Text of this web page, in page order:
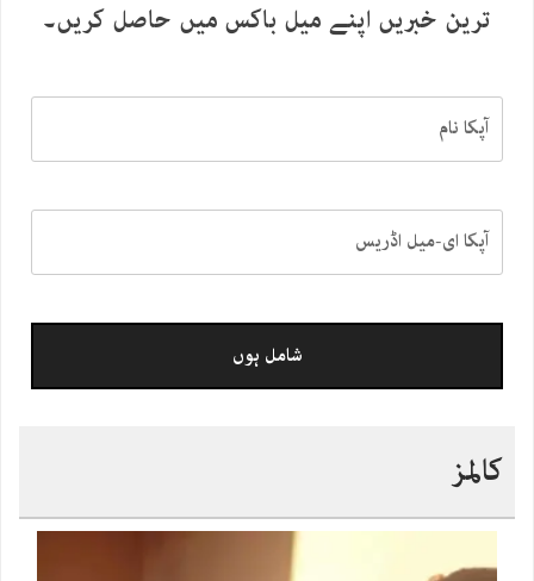
ترین خبریں اپنے میل باکس میں حاصل کریں۔
کالمز